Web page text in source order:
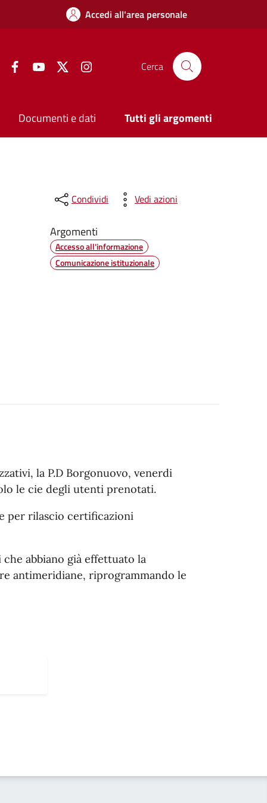
Accedi all'area personale
FacebookYouTube Twitter Cerca
Documenti e dati Tutti gli argomenti
Condividi Vedi azioni
Argomenti
Accesso all'informazione
Comunicazione istituzionale
la P.D Borgonuovo, venerdi
le cie degli utenti prenotati.
per rilascio certificazioni
abbiano già effettuato la
antimeridiane, riprogrammando le